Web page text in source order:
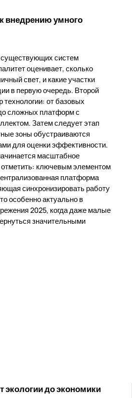
внедрению умного
систем
оценивает, сколько
свет, и какие участки
в первую очередь. Второй
от базовых
сложных платформ с
Затем следует этап
зоны обустраиваются
для оценки эффективности.
масштабное
ключевым элементом
платформа
синхронизировать работу
особенно актуально в
2025, когда даже малые
значительными
экологии до экономики